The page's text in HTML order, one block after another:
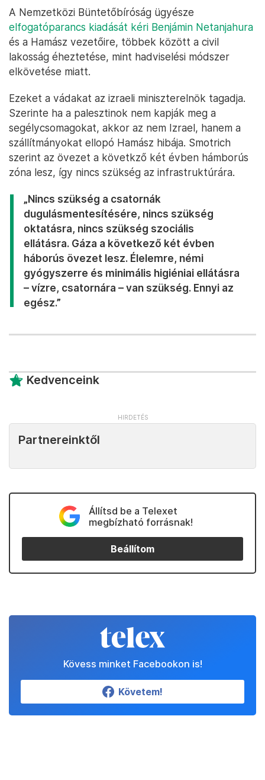
A Nemzetközi Büntetőbíróság ügyésze
elfogatóparancs kiadását kéri Benjámin Netanjahura
és a Hamász vezetőire, többek között a civil
lakosság éheztetése, mint hadviselési módszer
elkövetése miatt.
Ezeket a vádakat az izraeli miniszterelnök tagadja.
Szerinte ha a palesztinok nem kapják meg a
segélycsomagokat, akkor az nem Izrael, hanem a
szállítmányokat ellopó Hamász hibája. Smotrich
szerint az övezet a követkző két évben hámborús
zóna lesz, így nincs szükség az infrastruktúrára.
„Nincs szükség a csatornák
dugulásmentesítésére, nincs szükség
oktatásra, nincs szükség szociális
ellátásra. Gáza a következő két évben
háborús övezet lesz. Élelemre, némi
gyógyszerre és minimális higiéniai ellátásra
– vízre, csatornára – van szükség. Ennyi az
egész.”
Kedvenceink
Partnereinktől
Állítsd be a Telexet
megbízható forrásnak!
Beállítom
Kövess minket Facebookon is!
Követem!